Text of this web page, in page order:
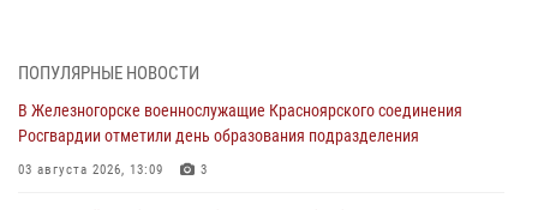
05 августа 2026, 04:52 1
В Красноярске сотрудники вневедомственной охраны Росгвардии
задержали подозреваемого в серии краж из гипермаркета
04 августа 2026, 09:57
ПОПУЛЯРНЫЕ НОВОСТИ
В Железногорске военнослужащие Красноярского соединения
Росгвардии отметили день образования подразделения
03 августа 2026, 13:09 3